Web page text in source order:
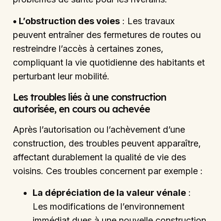
• L’obstruction des voies : Les travaux
peuvent entraîner des fermetures de routes ou
restreindre l’accès à certaines zones,
compliquant la vie quotidienne des habitants et
perturbant leur mobilité.
Les troubles liés à une construction
autorisée, en cours ou achevée
Après l’autorisation ou l’achèvement d’une
construction, des troubles peuvent apparaître,
affectant durablement la qualité de vie des
voisins. Ces troubles concernent par exemple :
La dépréciation de la valeur vénale :
Les modifications de l’environnement